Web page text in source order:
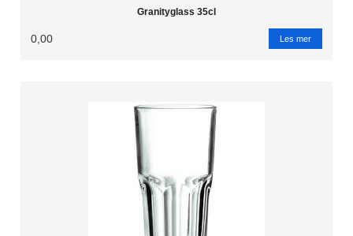
Granityglass 35cl
0,00 Les mer